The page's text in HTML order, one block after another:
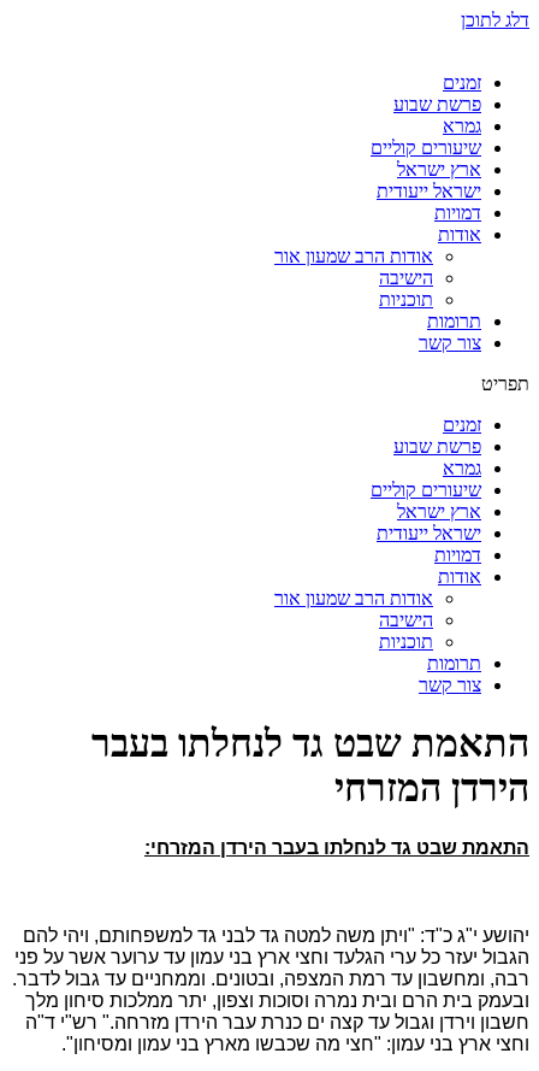
דלג לתוכן
זמנים
פרשת שבוע
גמרא
שיעורים קוליים
ארץ ישראל
ישראל ייעודית
דמויות
אודות
אודות הרב שמעון אור
הישיבה
תוכניות
תרומות
צור קשר
תפריט
זמנים
פרשת שבוע
גמרא
שיעורים קוליים
ארץ ישראל
ישראל ייעודית
דמויות
אודות
אודות הרב שמעון אור
הישיבה
תוכניות
תרומות
צור קשר
התאמת שבט גד לנחלתו בעבר
הירדן המזרחי
התאמת שבט גד לנחלתו בעבר הירדן המזרחי:
יהושע י"ג כ"ד: "ויתן משה למטה גד לבני גד למשפחותם, ויהי להם
הגבול יעזר כל ערי הגלעד וחצי ארץ בני עמון עד ערוער אשר על פני
רבה, ומחשבון עד רמת המצפה, ובטונים. וממחניים עד גבול לדבר.
ובעמק בית הרם ובית נמרה וסוכות וצפון, יתר ממלכות סיחון מלך
חשבון וירדן וגבול עד קצה ים כנרת עבר הירדן מזרחה." רש"י ד"ה
וחצי ארץ בני עמון: "חצי מה שכבשו מארץ בני עמון ומסיחון".